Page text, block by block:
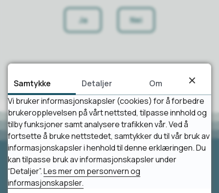
Ja Nei
Besøk oss
Samtykke Detaljer
Om
Vi bruker informasjonskapsler (cookies) for å forbedre
brukeropplevelsen på vårt nettsted, tilpasse innhold og
tilby funksjoner samt analysere trafikken vår. Ved å
fortsette å bruke nettstedet, samtykker du til vår bruk av
informasjonskapsler i henhold til denne erklæringen. Du
kan tilpasse bruk av informasjonskapsler under
“Detaljer”.Les mer om personvern og
informasjonskapsler.